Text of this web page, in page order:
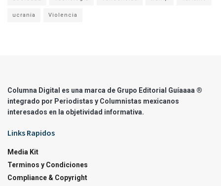
ucrania Violencia
Columna Digital es una marca de Grupo Editorial Guíaaaa ®
integrado por Periodistas y Columnistas mexicanos
interesados en la objetividad informativa.
Links Rapidos
Media Kit
Terminos y Condiciones
Compliance & Copyright